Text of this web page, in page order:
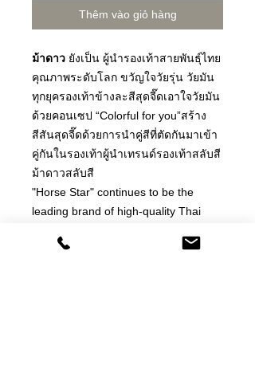
Thêm vào giỏ hàng
ม้าดาว ยังเป็น ผู้นำรองเท้าสายพันธุ์ไทย
คุณภาพระดับโลก ขวัญใจวัยรุ่น วัยมัน
ทุกยุครองเท้าข้างละสีสุดจี๊ดเอาใจวัยมัน
ด้วยคอนเซป “Colorful for you”สร้าง
สีสันสุดจี๊ดด้วยการนำคู่สีที่ตัดกันมาเข้า
คู่กันในรองเท้าผู้นำเทรนด์รองเท้าสลับสี
ม้าดาวสลับสี
"Horse Star" continues to be the
leading brand of high-quality Thai
young generations of every era.